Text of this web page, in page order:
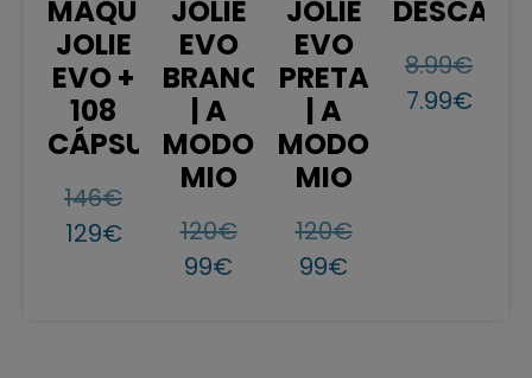
MÁQUINA
JOLIE
EVO +
108
CÁPSULAS
146€
129€
JOLIE
EVO
BRANCA
| A
MODO
MIO
120€
99€
JOLIE
EVO
PRETA
| A
MODO
MIO
120€
99€
8.99€
7.99€